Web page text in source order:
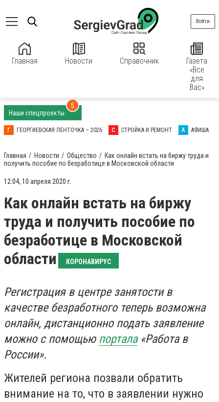
Главная Новости Справочник
Газета
«Все
для
Вас»
Войти
Наши спецпроекты
5
Г ГЕОРГИЕВСКАЯ ЛЕНТОЧКА – 2026 С СТРОЙКА И РЕМОНТ А АФИША
Главная Новости Общество
Как онлайн встать на биржу труда и
получить пособие по безработице в Московской области
12:04, 10 апреля 2020 г.
Как онлайн встать на биржу
труда и получить пособие по
безработице в Московской
области
КОРОНАВИРУС
Регистрация в центре занятости в
качестве безработного теперь возможна
онлайн, дистанционно подать заявление
можно с помощью портала«Работа в
России».
Жителей региона позвали обратить
внимание на то, что в заявлении нужно